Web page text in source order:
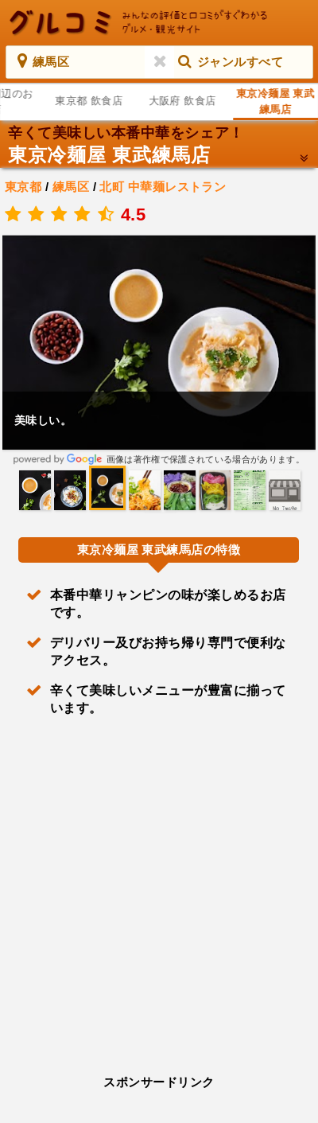
練馬区 ジャンルすべて
のお
東京都 飲食店 大阪府 飲食店
東京冷麺屋 東武
練馬店
辛くて美味しい本番中華をシェア！
東京冷麺屋 東武練馬店
東京都 / 練馬区 /北町 中華麺レストラン
4.5
美味しい。
画像は著作権で保護されている場合があります。
東京冷麺屋 東武練馬店の特徴
本番中華リャンピンの味が楽しめるお店
です。
デリバリー及びお持ち帰り専門で便利な
アクセス。
辛くて美味しいメニューが豊富に揃って
います。
スポンサードリンク